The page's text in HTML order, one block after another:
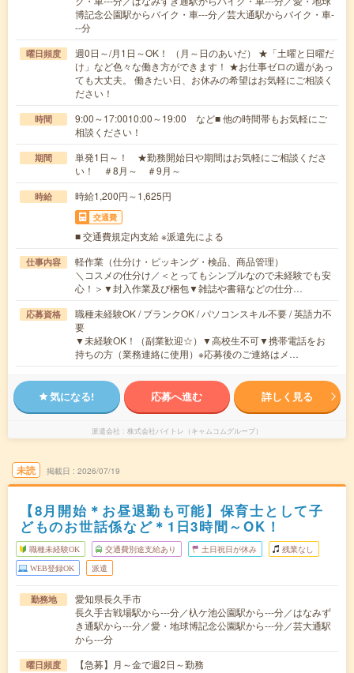
博記念公園駅からバイク・車---分／芸大通駅からバイク・車-
--分
曜日頻度
週0日～/月1日～OK！ （月～日のあいだ） ★「土曜と日曜だ
け」など色々な働き方ができます！ ★お仕事ゼロの週があっ
ても大丈夫。 働きたい日、お休みの希望はお気軽にご相談く
ださい！
時間
9:00～17:0010:00～19:00 など■ 他の時間帯もお気軽にご
相談ください！
期間
単発1日～！ ★勤務開始日や期間はお気軽にご相談くださ
い！ ＃8月～ ＃9月～
時給 時給1,200円～1,625円
交通費
■ 交通費規定内支給 ※派遣先による
仕事内容
軽作業（仕分け・ピッキング・検品、商品管理）
＼コスメの仕分け／＜とってもシンプルなので未経験でも安
心！＞▼封入作業及び梱包▼雑誌や書籍などの仕分…
応募資格
職種未経験OK / ブランクOK / パソコンスキル不要 / 英語力不
要
▼未経験OK！（副業歓迎☆）▼高校生不可▼携帯電話をお
持ちの方（業務連絡に使用）※応募後のご連絡はメ…
気になる! 応募へ進む 詳しく見る
派遣会社 株式会社バイトレ（キャムコムグループ）
未読 掲載日 2026/07/19
【8月開始＊お昼退勤も可能】保育士として子
どものお世話係など＊1日3時間～OK！
職種未経験OK 交通費別途支給あり 土日祝日が休み 残業なし
WEB登録OK 派遣
勤務地
愛知県長久手市
長久手古戦場駅から---分／杁ケ池公園駅から---分／はなみず
き通駅から---分／愛・地球博記念公園駅から---分／芸大通駅
から---分
曜日頻度 【急募】月～金で週2日～勤務